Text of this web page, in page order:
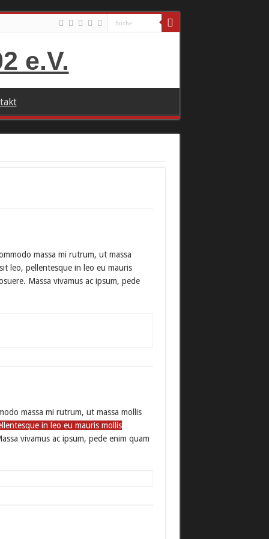
massa mi rutrum, ut massa
leo, pellentesque in leo eu mauris
Massa vivamus ac ipsum, pede
massa mi rutrum, ut massa mollis
in leo eu mauris mollis
vivamus ac ipsum, pede enim quam